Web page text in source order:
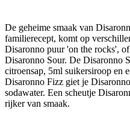
De geheime smaak van
familierecept, komt op
Disaronno puur 'on the rocks',
Disaronno Sour. De Disaronno
citroensap, 5ml suikersiroop en
Disaronno Fizz giet je
sodawater. Een scheutje
rijker van smaak.